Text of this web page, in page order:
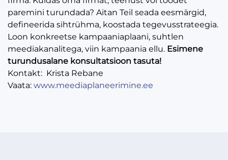
paremini turundada? Aitan Teil seada eesmärgid,
defineerida sihtrühma, koostada tegevusstrateegia.
Loon konkreetse kampaaniaplaani, suhtlen
meediakanalitega, viin kampaania ellu. Esimene
turundusalane konsultatsioon tasuta!
Kontakt: Krista Rebane
Vaata: www.meediaplaneerimine.ee